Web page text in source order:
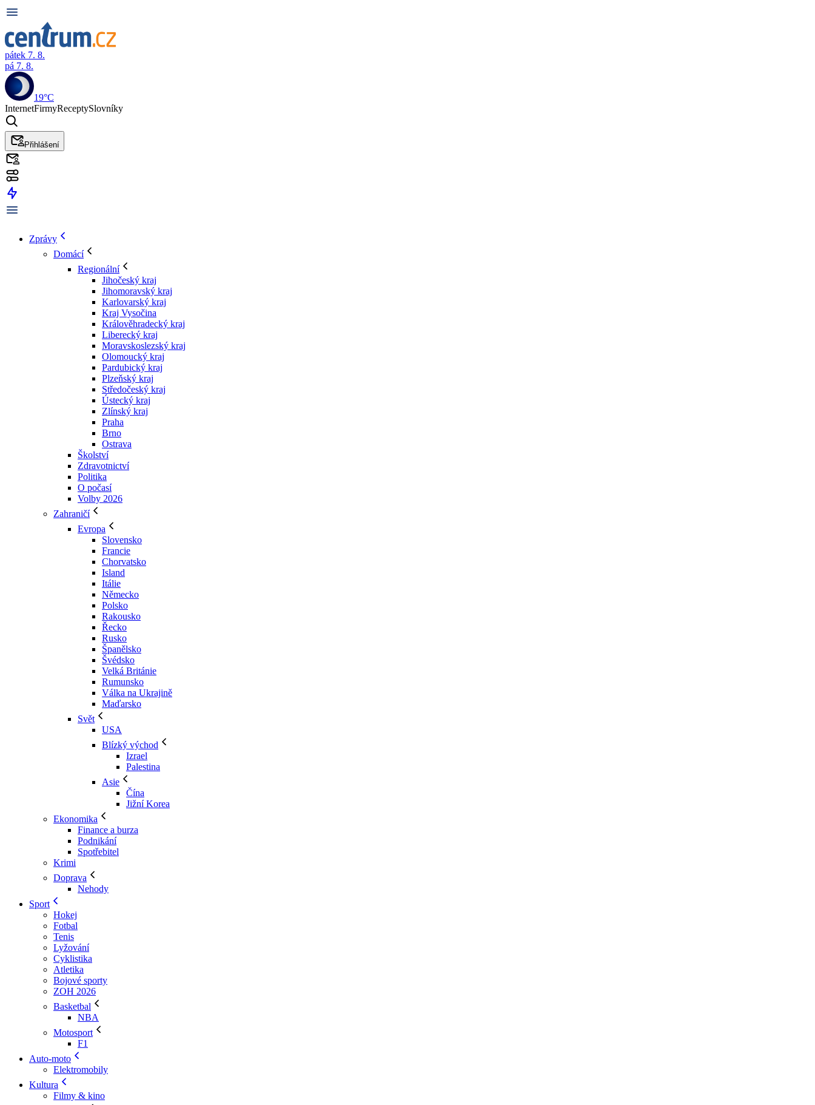
pátek 7. 8.
pá 7. 8.
19°C
InternetFirmyReceptySlovníky
Přihlášení
Zprávy
Domácí
Regionální
Jihočeský kraj
Jihomoravský kraj
Karlovarský kraj
Kraj Vysočina
Králověhradecký kraj
Liberecký kraj
Moravskoslezský kraj
Olomoucký kraj
Pardubický kraj
Plzeňský kraj
Středočeský kraj
Ústecký kraj
Zlínský kraj
Praha
Brno
Ostrava
Školství
Zdravotnictví
Politika
O počasí
Volby 2026
Zahraničí
Evropa
Slovensko
Francie
Chorvatsko
Island
Itálie
Německo
Polsko
Rakousko
Řecko
Rusko
Španělsko
Švédsko
Velká Británie
Rumunsko
Válka na Ukrajině
Maďarsko
Svět
USA
Blízký východ
Izrael
Palestina
Asie
Čína
Jižní Korea
Ekonomika
Finance a burza
Podnikání
Spotřebitel
Krimi
Doprava
Nehody
Sport
Hokej
Fotbal
Tenis
Lyžování
Cyklistika
Atletika
Bojové sporty
ZOH 2026
Basketbal
NBA
Motosport
F1
Auto-moto
Elektromobily
Kultura
Filmy & kino